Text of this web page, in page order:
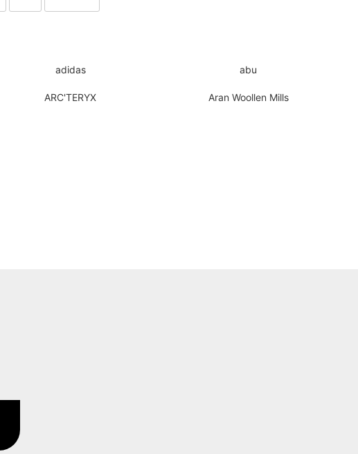
adidas abu
ARC'TERYX Aran Woollen Mills